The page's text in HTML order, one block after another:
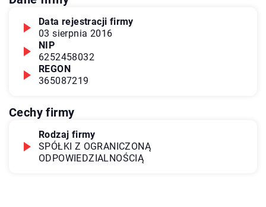
Data rejestracji firmy
03 sierpnia 2016
NIP
6252458032
REGON
365087219
Cechy firmy
Rodzaj firmy
SPÓŁKI Z OGRANICZONĄ
ODPOWIEDZIALNOŚCIĄ